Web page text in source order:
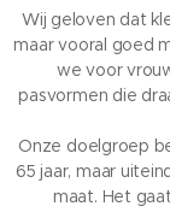
Wij geloven dat
maar vooral goed
we voor
pasvormen die
Onze doelgroep
65 jaar, maar
maat. Het